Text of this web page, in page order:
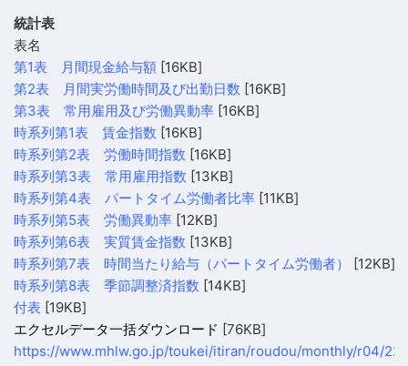
統計表
表名
第1表 月間現金給与額 [16KB]
第2表 月間実労働時間及び出勤日数 [16KB]
第3表 常用雇用及び労働異動率 [16KB]
時系列第1表 賃金指数 [16KB]
時系列第2表 労働時間指数 [16KB]
時系列第3表 常用雇用指数 [13KB]
時系列第4表 パートタイム労働者比率 [11KB]
時系列第5表 労働異動率 [12KB]
時系列第6表 実質賃金指数 [13KB]
時系列第7表 時間当たり給与（パートタイム労働者）
[12KB]
時系列第8表 季節調整済指数 [14KB]
付表 [19KB]
エクセルデータ一括ダウンロード [76KB]
https://www.mhlw.go.jp/toukei/itiran/roudou/monthly/r04/